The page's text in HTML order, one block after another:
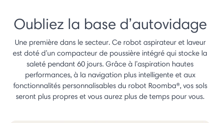
Oubliez la base d’autovidage
Une première dans le secteur. Ce robot aspirateur et laveur
est doté d’un compacteur de poussière intégré qui stocke la
saleté pendant 60 jours. Grâce à l’aspiration hautes
performances, à la navigation plus intelligente et aux
fonctionnalités personnalisables du robot Roomba®, vos sols
seront plus propres et vous aurez plus de temps pour vous.